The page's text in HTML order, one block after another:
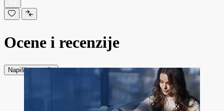
Ocene i recenzije
Napiši recenziju